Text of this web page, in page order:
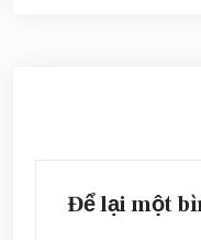
Để lại một